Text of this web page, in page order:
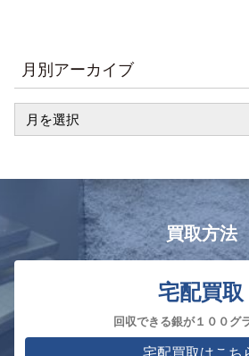
月別アーカイブ
買取方法
宅配買取
回収できる銀が１００グ